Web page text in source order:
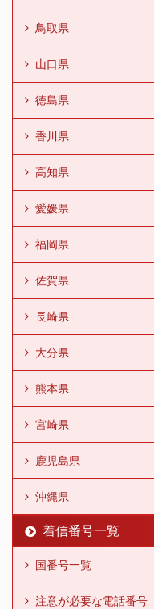
鳥取県
山口県
徳島県
香川県
高知県
愛媛県
福岡県
佐賀県
長崎県
大分県
熊本県
宮崎県
鹿児島県
沖縄県
着信番号一覧
国番号一覧
注意が必要な電話番号